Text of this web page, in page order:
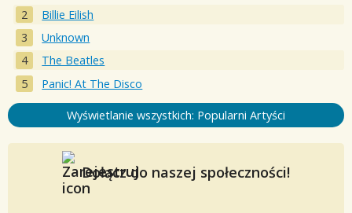
Billie Eilish
Unknown
The Beatles
Panic! At The Disco
Wyświetlanie wszystkich: Popularni Artyści
Dołącz do naszej społeczności!